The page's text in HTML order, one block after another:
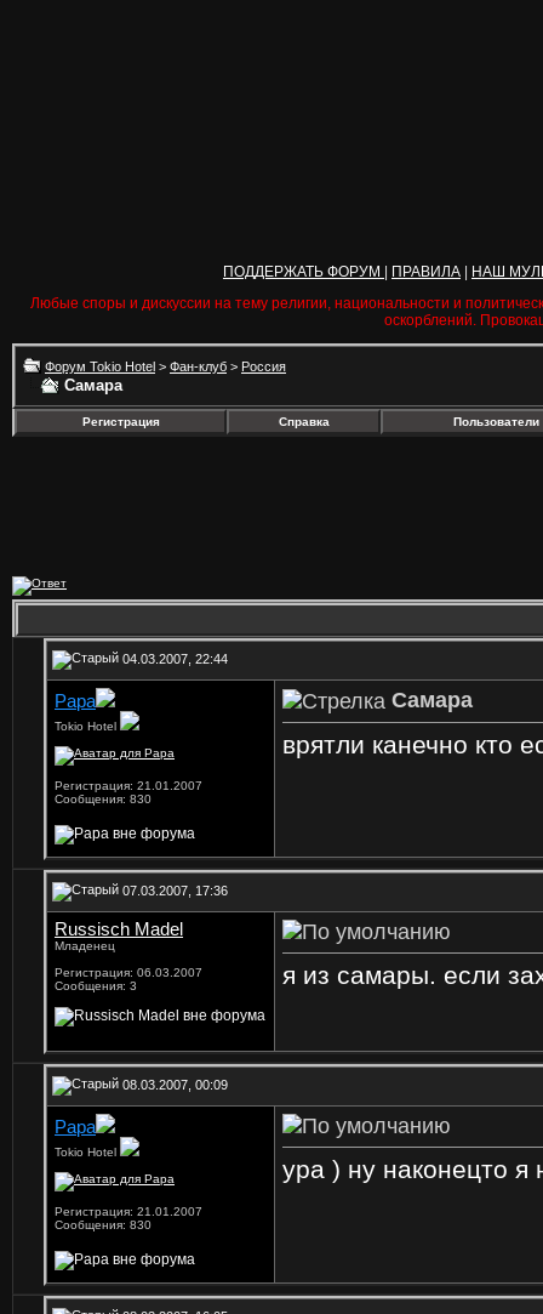
ПОДДЕРЖАТЬ ФОРУМ ПРАВИЛА
НАШ
Любые споры и дискуссии на тему религии, национальности и
оскорблений.
Форум Tokio Hotel > Фан-клуб > Россия
Самара
Регистрация Справка Пользователи
04.03.2007, 22:44
Papa
Tokio Hotel
Регистрация: 21.01.2007
Сообщения: 830
Самара
врятли канечно кто
07.03.2007, 17:36
Russisch Madel
Младенец
Регистрация: 06.03.2007
Сообщения: 3
я из самары. если
08.03.2007, 00:09
Papa
Tokio Hotel
Регистрация: 21.01.2007
Сообщения: 830
ура ) ну наконецто я